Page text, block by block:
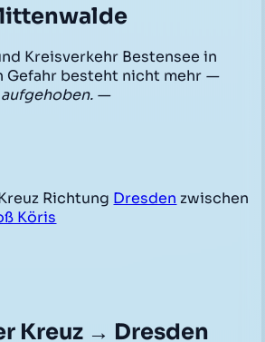
Kreisverkehr Bestensee in
Gefahr besteht nicht mehr —
—
Richtung Dresden zwischen
Köris
Kreuz → Dresden